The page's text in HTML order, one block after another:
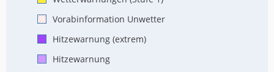
Vorabinformation Unwetter
Hitzewarnung (extrem)
Hitzewarnung